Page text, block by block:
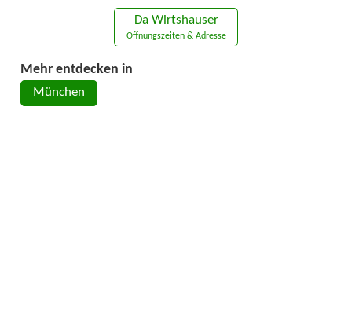
Da Wirtshauser
Öffnungszeiten & Adresse
Mehr entdecken in
München